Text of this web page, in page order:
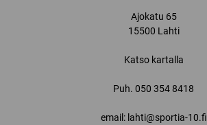
Ajokatu 65
15500 Lahti
Katso kartalla
Puh. 050 354 8418
email: lahti@sportia-10.fi